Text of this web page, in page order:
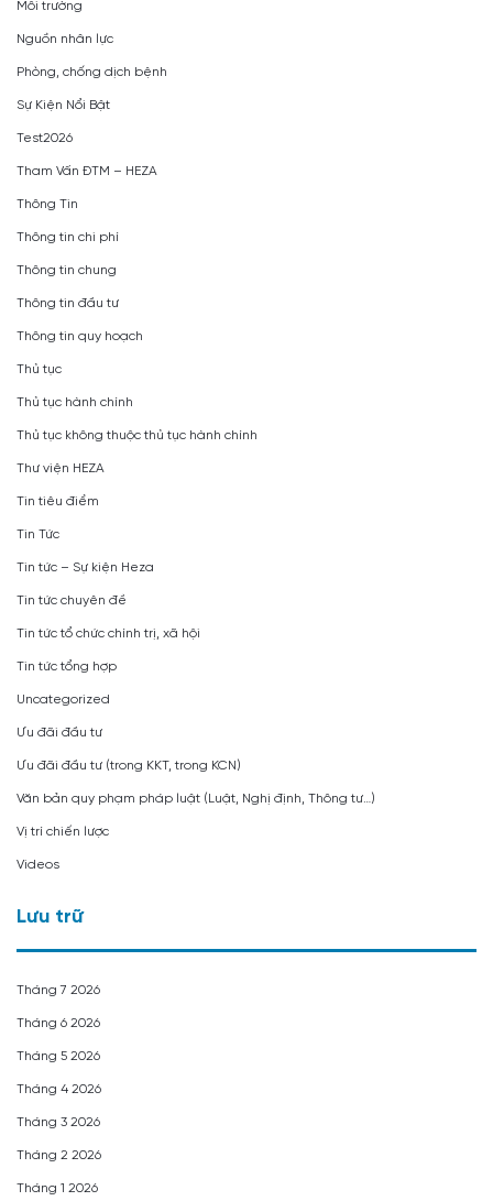
Môi trường
Nguồn nhân lực
Phòng, chống dịch bệnh
Sự Kiện Nổi Bật
Test2026
Tham Vấn ĐTM – HEZA
Thông Tin
Thông tin chi phí
Thông tin chung
Thông tin đầu tư
Thông tin quy hoạch
Thủ tục
Thủ tục hành chính
Thủ tục không thuộc thủ tục hành chính
Thư viện HEZA
Tin tiêu điểm
Tin Tức
Tin tức – Sự kiện Heza
Tin tức chuyên đề
Tin tức tổ chức chính trị, xã hội
Tin tức tổng hợp
Uncategorized
Ưu đãi đầu tư
Ưu đãi đầu tư (trong KKT, trong KCN)
Văn bản quy phạm pháp luật (Luật, Nghị định, Thông tư…)
Vị trí chiến lược
Videos
Lưu trữ
Tháng 7 2026
Tháng 6 2026
Tháng 5 2026
Tháng 4 2026
Tháng 3 2026
Tháng 2 2026
Tháng 1 2026